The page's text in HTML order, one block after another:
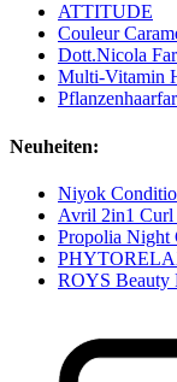
ATTITUDE
Couleur
Dott.Nicola
Multi-Vitamin
Neuheiten:
Niyok
Avril 2in1
Propolia Night
ROYS Beauty